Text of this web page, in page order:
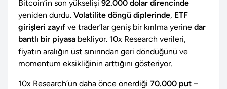
Bitcoin’in son yükselişi 92.000 dolar direncinde
yeniden durdu. Volatilite döngü diplerinde, ETF
girişleri zayıf ve trader’lar geniş bir kırılma yerine dar
bantlı bir piyasa bekliyor. 10x Research verileri,
fiyatın aralığın üst sınırından geri döndüğünü ve
momentum eksikliğinin arttığını gösteriyor.
10x Research’ün daha önce önerdiği 70.000 put –